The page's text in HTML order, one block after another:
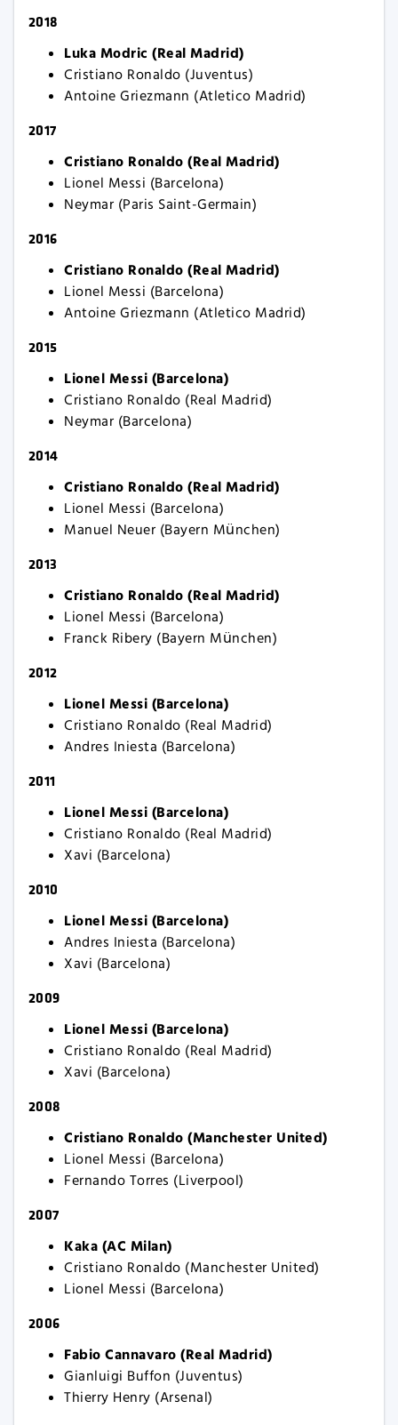
2018
Luka Modric (Real Madrid)
Cristiano Ronaldo (Juventus)
Antoine Griezmann (Atletico Madrid)
2017
Cristiano Ronaldo (Real Madrid)
Lionel Messi (Barcelona)
Neymar (Paris Saint-Germain)
2016
Cristiano Ronaldo (Real Madrid)
Lionel Messi (Barcelona)
Antoine Griezmann (Atletico Madrid)
2015
Lionel Messi (Barcelona)
Cristiano Ronaldo (Real Madrid)
Neymar (Barcelona)
2014
Cristiano Ronaldo (Real Madrid)
Lionel Messi (Barcelona)
Manuel Neuer (Bayern München)
2013
Cristiano Ronaldo (Real Madrid)
Lionel Messi (Barcelona)
Franck Ribery (Bayern München)
2012
Lionel Messi (Barcelona)
Cristiano Ronaldo (Real Madrid)
Andres Iniesta (Barcelona)
2011
Lionel Messi (Barcelona)
Cristiano Ronaldo (Real Madrid)
Xavi (Barcelona)
2010
Lionel Messi (Barcelona)
Andres Iniesta (Barcelona)
Xavi (Barcelona)
2009
Lionel Messi (Barcelona)
Cristiano Ronaldo (Real Madrid)
Xavi (Barcelona)
2008
Cristiano Ronaldo (Manchester United)
Lionel Messi (Barcelona)
Fernando Torres (Liverpool)
2007
Kaka (AC Milan)
Cristiano Ronaldo (Manchester United)
Lionel Messi (Barcelona)
2006
Fabio Cannavaro (Real Madrid)
Gianluigi Buffon (Juventus)
Thierry Henry (Arsenal)